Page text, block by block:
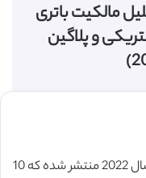
مالکیت باتری
و پلاگین
این مقاله انگلیسی ISI در نشریه الزویر در سال 2022 منتشر شده که 10